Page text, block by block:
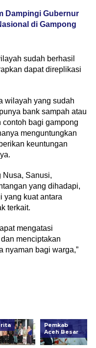
Dampingi Gubernur
di Gampong
sudah berhasil
dapat direplikasi
wilayah yang sudah
bank sampah atau
bagi gampong
menguntungkan
keuntungan
Nusa, Sanusi,
yang dihadapi,
yang kuat antara
terkait.
mengatasi
menciptakan
nyaman bagi warga,”
Pemkab
Aceh Besar